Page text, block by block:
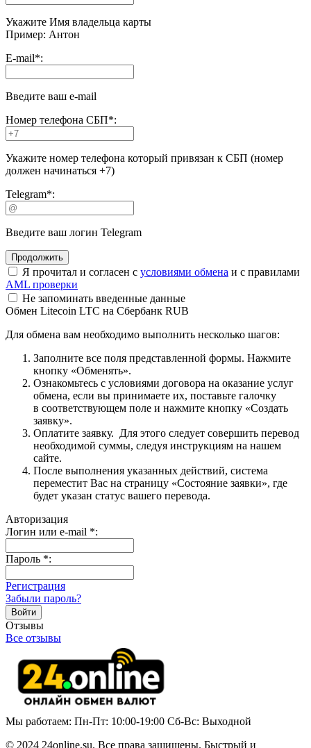
Укажите Имя владельца карты
Пример: Антон
E-mail*:
Введите ваш e-mail
Номер телефона СБП*:
Укажите номер телефона который привязан к СБП (номер
должен начинаться +7)
Telegram*:
Введите ваш логин Telegram
Я прочитал и согласен с условиями обмена и с правилами
AML проверки
Не запоминать введенные данные
Обмен Litecoin LTC на Сбербанк RUB
Для обмена вам необходимо выполнить несколько шагов:
Заполните все поля представленной формы. Нажмите
кнопку «Обменять».
Ознакомьтесь с условиями договора на оказание услуг
обмена, если вы принимаете их, поставьте галочку
в соответствующем поле и нажмите кнопку «Создать
заявку».
Оплатите заявку. Для этого следует совершить перевод
необходимой суммы, следуя инструкциям на нашем
сайте.
После выполнения указанных действий, система
переместит Вас на страницу «Состояние заявки», где
будет указан статус вашего перевода.
Авторизация
Логин или e-mail *:
Пароль *:
Регистрация
Забыли пароль?
Отзывы
Все отзывы
Мы работаем: Пн-Пт: 10:00-19:00 Сб-Вс: Выходной
© 2024 24online.su. Все права защищены. Быстрый и